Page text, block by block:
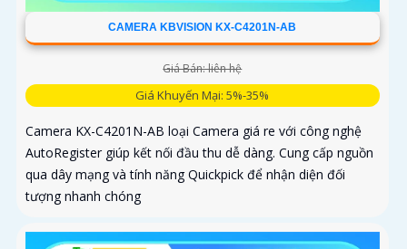
CAMERA KBVISION KX-C4201N-AB
Giá Bán: liên hệ
Giá Khuyến Mại: 5%-35%
Camera KX-C4201N-AB loại Camera giá re với công nghệ
AutoRegister giúp kết nối đầu thu dễ dàng. Cung cấp nguồn
qua dây mạng và tính năng Quickpick để nhận diện đối
tượng nhanh chóng